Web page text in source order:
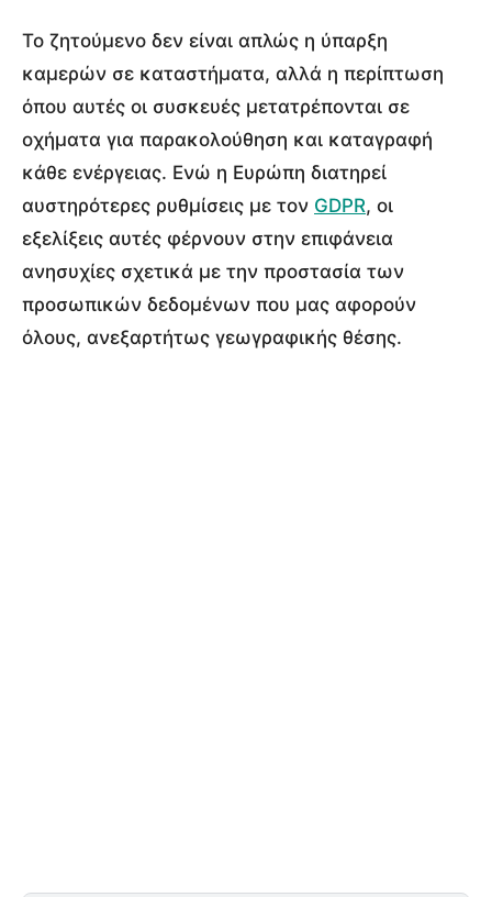
Το ζητούμενο δεν είναι απλώς η ύπαρξη
καμερών σε καταστήματα, αλλά η περίπτωση
όπου αυτές οι συσκευές μετατρέπονται σε
οχήματα για παρακολούθηση και καταγραφή
κάθε ενέργειας. Ενώ η Ευρώπη διατηρεί
αυστηρότερες ρυθμίσεις με τον GDPR, οι
εξελίξεις αυτές φέρνουν στην επιφάνεια
ανησυχίες σχετικά με την προστασία των
προσωπικών δεδομένων που μας αφορούν
όλους, ανεξαρτήτως γεωγραφικής θέσης.